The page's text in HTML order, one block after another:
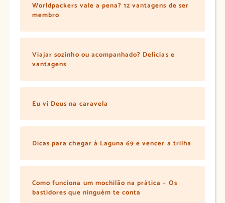
Worldpackers vale a pena? 12 vantagens de ser
membro
Viajar sozinho ou acompanhado? Delícias e
vantagens
Eu vi Deus na caravela
Dicas para chegar à Laguna 69 e vencer a trilha
Como funciona um mochilão na prática – Os
bastidores que ninguém te conta